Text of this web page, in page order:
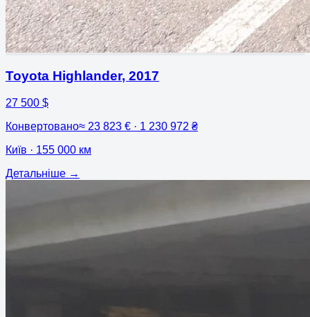
Toyota Highlander, 2017
27 500 $
Конвертовано≈ 23 823 € · 1 230 972 ₴
Київ · 155 000 км
Детальніше →